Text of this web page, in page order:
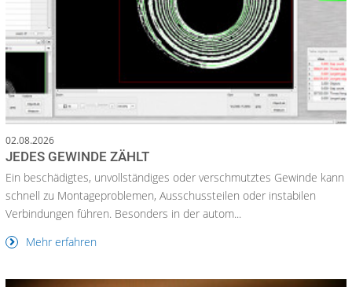
02.08.2026
JEDES GEWINDE ZÄHLT
Ein beschädigtes, unvollständiges oder verschmutztes Gewinde kann
schnell zu Montageproblemen, Ausschussteilen oder instabilen
Verbindungen führen. Besonders in der autom...
Mehr erfahren